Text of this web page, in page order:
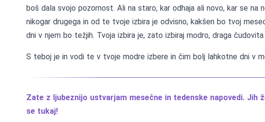
boš dala svojo pozornost. Ali na staro, kar odhaja ali novo, kar se na
nikogar drugega in od te tvoje izbira je odvisno, kakšen bo tvoj
dni v njem bo težjih. Tvoja izbira je, zato izbiraj modro, draga čudovita
S teboj je in vodi te v tvoje modre izbere in čim bolj lahkotne dni v
Zate z ljubeznijo ustvarjam mesečne in tedenske napovedi. Jih
se tukaj!